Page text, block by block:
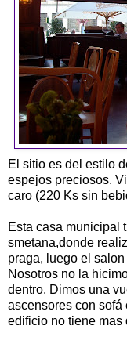
El sitio es del estilo
espejos preciosos.
caro (220 Ks sin
Esta casa municipal
smetana,donde
praga, luego el
Nosotros no la
dentro. Dimos una
ascensores con sofá
edificio no tiene mas